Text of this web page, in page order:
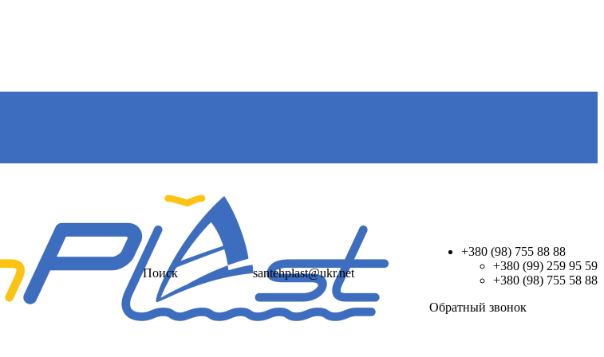
Поиск santehplast@ukr.net
+380 (98) 755 88 88
+380 (99) 259 95 59
+380 (98) 755 58 88
Обратный звонок